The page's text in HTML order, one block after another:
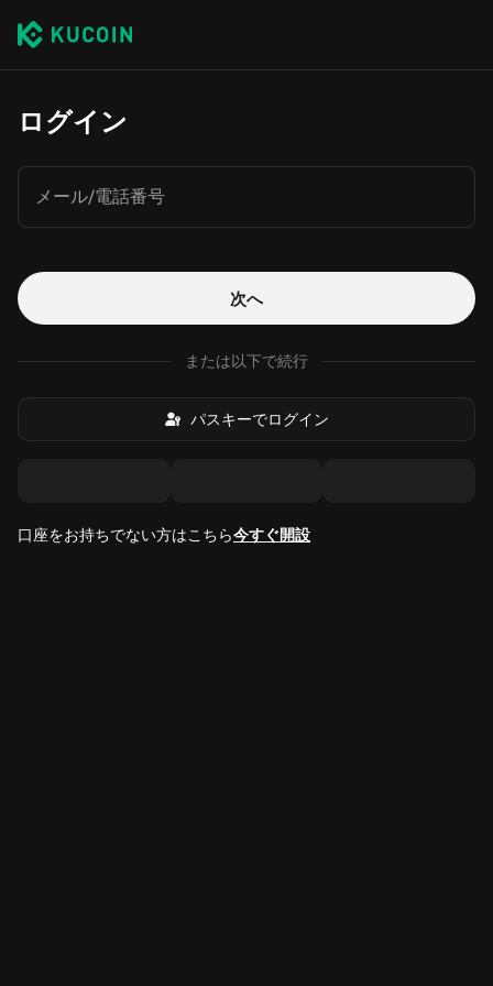
ログイン
メール/電話番号
次へ
または以下で続行
パスキーでログイン
口座をお持ちでない方はこちら今すぐ開設